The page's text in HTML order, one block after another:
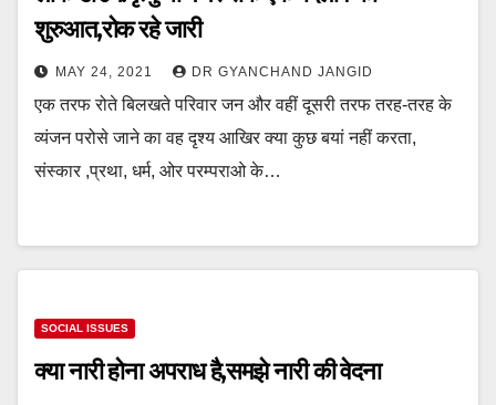
शुरुआत,रोक रहे जारी
MAY 24, 2021 DR GYANCHAND JANGID
एक तरफ रोते बिलखते परिवार जन और वहीं दूसरी तरफ तरह-तरह के
व्यंजन परोसे जाने का वह दृश्य आखिर क्या कुछ बयां नहीं करता,
संस्कार ,प्रथा, धर्म, ओर परम्पराओ के…
SOCIAL ISSUES
क्या नारी होना अपराध है,समझे नारी की वेदना